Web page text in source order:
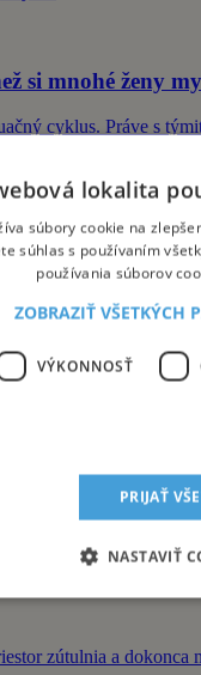
si mnohé ženy
cyklus. Práve s
nespočíva len v
poznáte.
CD-čiek a prvých
zútulnia a
lokalita
súbory cookie na
súhlas s používaním
používania súborov
ZOBRAZIŤ VŠETKÝCH
VÝKONNOSŤ
PRIJAŤ
NASTAVIŤ